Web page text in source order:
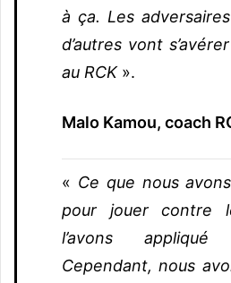
à ça. Les
d’autres vont
au RCK».
Malo Kamou, coach
« Ce que nous
pour jouer contre
l’avons
Cependant, nous